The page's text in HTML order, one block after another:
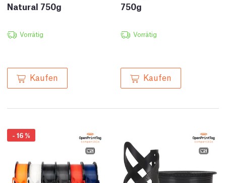
Natural 750g
Vorrätig
Kaufen
750g
Vorrätig
Kaufen
- 16%